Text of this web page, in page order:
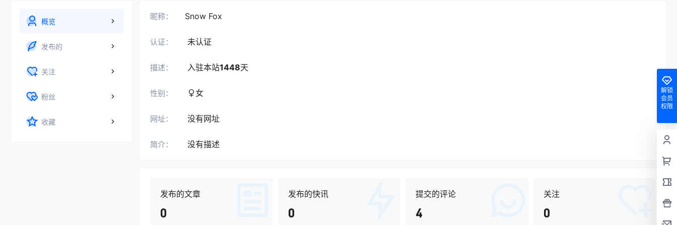
概览
发布的
关注
粉丝
收藏
昵称： Snow Fox
认证： 未认证
描述： 入驻本站1448天
性别： 女
网址： 没有网址
简介： 没有描述
发布的文章
0
发布的快讯
0
提交的评论
4
关注
0
解锁
会员
权限